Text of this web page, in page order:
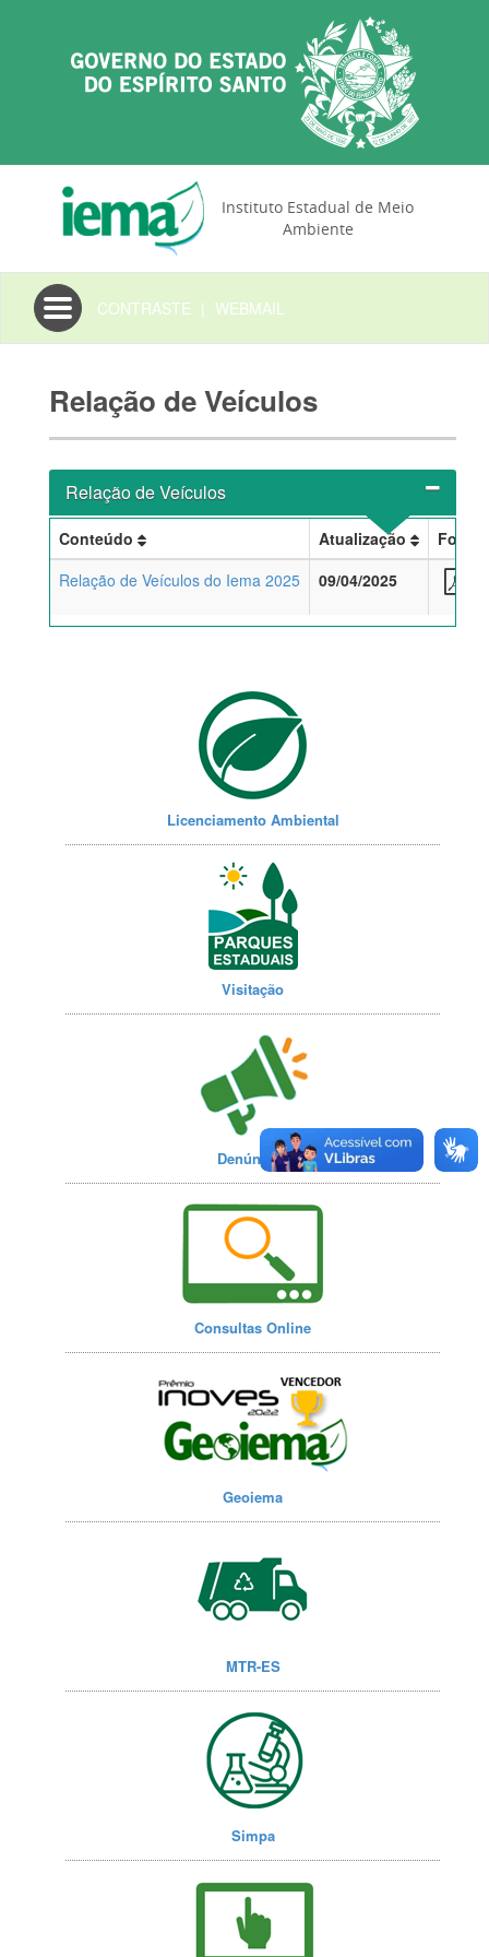
Instituto Estadual de Meio
Ambiente
Toggle
navigation
CONTRASTE | WEBMAIL
Relação de Veículos
Relação de Veículos
Conteúdo Atualização
Relação de Veículos do Iema 2025
09/04/2025
Licenciamento Ambiental
Visitação
Denúncias
Consultas Online
Geoiema
MTR-ES
Simpa